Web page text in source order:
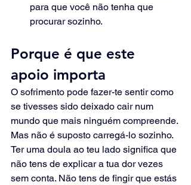
para que você não tenha que
procurar sozinho.
Porque é que este
apoio importa
O sofrimento pode fazer-te sentir como
se tivesses sido deixado cair num
mundo que mais ninguém compreende.
Mas não é suposto carregá-lo sozinho.
Ter uma doula ao teu lado significa que
não tens de explicar a tua dor vezes
sem conta. Não tens de fingir que estás